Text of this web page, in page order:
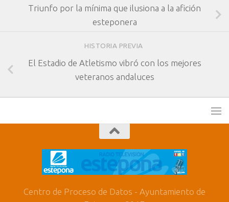
Triunfo por la mínima que ilusiona a la afición
esteponera
HISTORIA PREVIA
El Estadio de Atletismo vibró con los mejores
veteranos andaluces
Centro de Proceso de Datos - Ayuntamiento de